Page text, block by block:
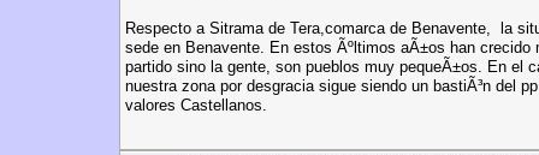
Respecto a Sitrama de Tera,comarca de Benavente, la
sede en Benavente. En estos Ãºltimos aÃ±os han
partido sino la gente, son pueblos muy pequeÃ±os. En
nuestra zona por desgracia sigue siendo un bastiÃ³n del
valores Castellanos.